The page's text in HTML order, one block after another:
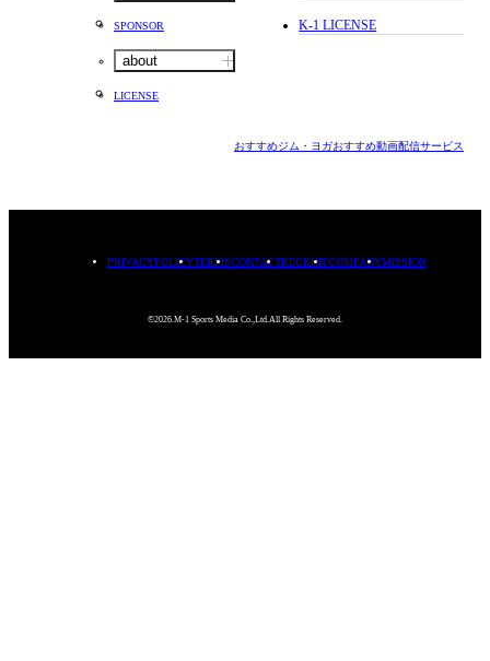
SPONSOR
about
LICENSE
K-1 LICENSE
おすすめジム・ヨガおすすめ動画配信サービス
PRIVACYPOLICYTERMSCONTACTRECRUITCOMPANYMISSION
©2026.M-1 Sports Media Co.,Ltd.All Rights Reserved.